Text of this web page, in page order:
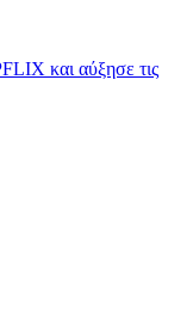
και αύξησε τις